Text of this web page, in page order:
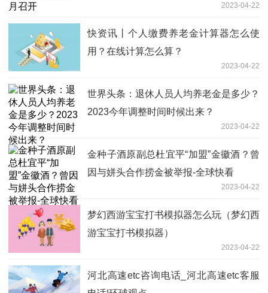
2023-04-22
快资讯丨个人缴费养老金计算器怎么使
用？在线计算怎么算？
2023-04-22
世界头条：退休人员人均养老金是多少？
2023今年调整时间时候出来？
2023-04-22
金种子酒原副总杜宜平“加盟”金徽酒？曾
因与姘头合作捞金被举报-全球快看
2023-04-22
梦幻西游宝宝打书模拟器怎么玩（梦幻西
游宝宝打书模拟器）
2023-04-22
河北高速etc咨询电话_河北高速etc客服